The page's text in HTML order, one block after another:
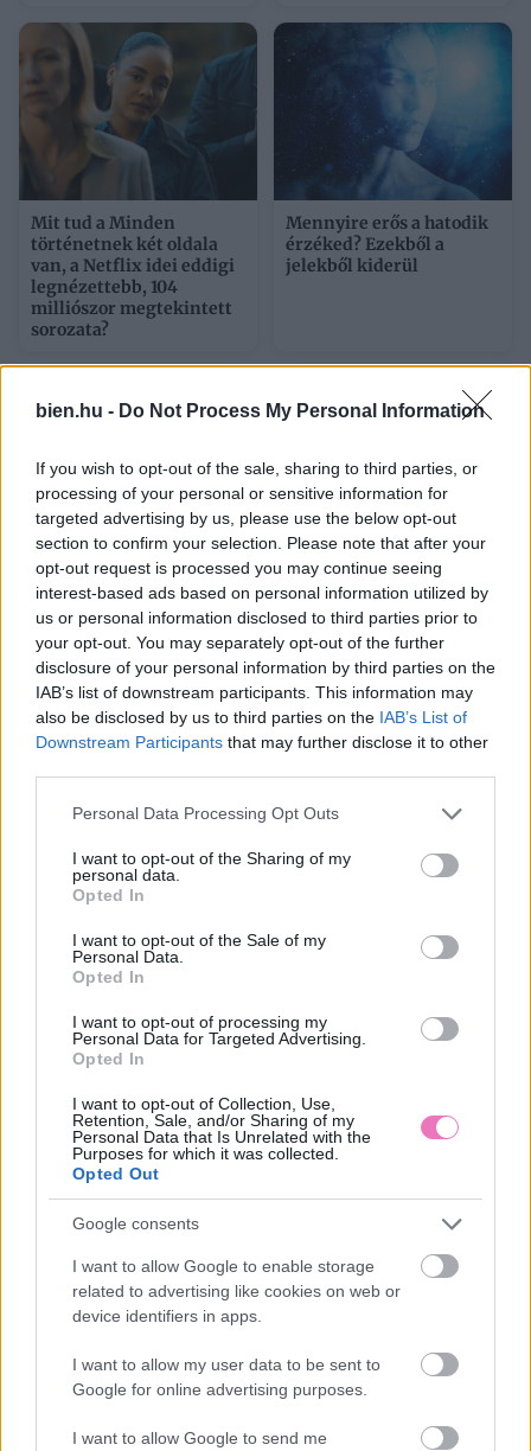
bien.hu - Do Not Process My Personal Information
If you wish to opt-out of the sale, sharing to third parties, or
processing of your personal or sensitive information for
targeted advertising by us, please use the below opt-out
section to confirm your selection. Please note that after your
opt-out request is processed you may continue seeing
interest-based ads based on personal information utilized by
us or personal information disclosed to third parties prior to
your opt-out. You may separately opt-out of the further
disclosure of your personal information by third parties on the
IAB’s list of downstream participants. This information may
also be disclosed by us to third parties on the IAB’s List of
Downstream Participants that may further disclose it to other
Please note that this website/app uses one or more Google
not limited to your visit or usage behaviour. You may click to
grant or deny consent to Google and its third-party tags to
use your data for below specified purposes in below Google
consent section.
Personal Data Processing Opt Outs
I want to opt-out of the Sharing of my
personal data.
Opted In
I want to opt-out of the Sale of my
Personal Data.
Opted In
I want to opt-out of processing my
Personal Data for Targeted Advertising.
Opted In
I want to opt-out of Collection, Use,
Retention, Sale, and/or Sharing of my
Personal Data that Is Unrelated with the
Purposes for which it was collected.
Opted Out
Google consents
I want to allow Google to enable storage
related to advertising like cookies on web or
device identifiers in apps.
I want to allow my user data to be sent to
Google for online advertising purposes.
I want to allow Google to send me
Mit tud a Minden
történetnek két oldala
van, a Netflix idei eddigi
legnézettebb, 104
milliószor megtekintett
sorozata?
Mennyire erős a hatodik
érzéked? Ezekből a
jelekből kiderül
11 dolog az otthonodban,
amit nem mosol elég
gyakran, pedig nagyon is
kellene
Sárga izzadságfoltok a
fehér pólón? A filléres
házi szer, ami csodát tesz
Kövesd a Bien.hu cikkeit aGoogle Hírek-ben
HOZZÁSZÓLÁSOK
Szólj hozzá a Facebook-on!
az országot
Napi horoszkóp 2026. augusztus 6. – A Vénusz a Mérlegben
A 25 legjobb, igaz történeten alapuló film, amit tuti újra